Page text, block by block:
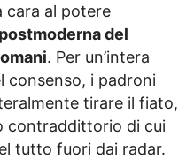
cara al potere
del
. Per un’intera
consenso, i padroni
tirare il fiato,
contraddittorio di cui
tutto fuori dai radar.